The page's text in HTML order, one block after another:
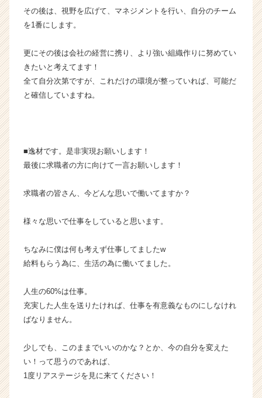
活
サ
チ
ア
キ
e
e
C
e
r）
その後は、視野を広げて、マネジメントを行い、自分のチーム
を1番にします。
更にその後は会社の経営に携り、より強い組織作りに努めてい
きたいと考えてます！
全て自分次第ですが、これだけの環境が整っていれば、可能だ
と確信していますね。
■逸材です。是非実現お願いします！
最後に求職者の方に向けて一言お願いします！
求職者の皆さん、今どんな思いで働いてますか？
様々な思いで仕事をしていると思います。
ちなみに僕は何も考えず仕事してましたw
給料もらう為に、生活の為に働いてました。
人生の60%は仕事。
充実した人生を送りたければ、仕事を有意義なものにしなけれ
ばなりません。
少しでも、このままでいいのかな？とか、今の自分を変えた
い！って思うのであれば、
1度リアステージを見に来てください！